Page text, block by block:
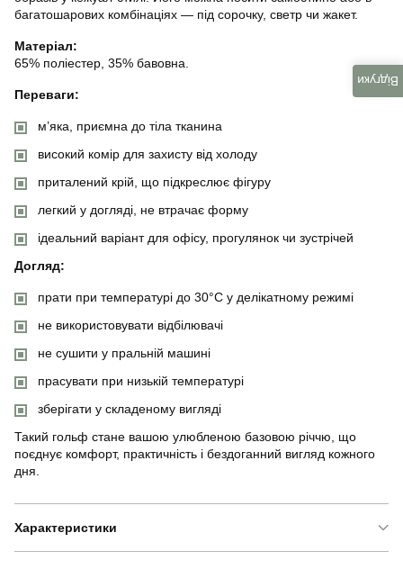
багатошарових комбінаціях — під сорочку, светр чи жакет.
Матеріал:
65% поліестер, 35% бавовна.
Переваги:
м’яка, приємна до тіла тканина
високий комір для захисту від холоду
приталений крій, що підкреслює фігуру
легкий у догляді, не втрачає форму
ідеальний варіант для офісу, прогулянок чи зустрічей
Догляд:
прати при температурі до 30°C у делікатному режимі
не використовувати відбілювачі
не сушити у пральній машині
прасувати при низькій температурі
зберігати у складеному вигляді
Такий гольф стане вашою улюбленою базовою річчю, що
поєднує комфорт, практичність і бездоганний вигляд кожного
дня.
Характеристики
Відгуки